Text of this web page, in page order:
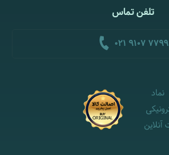
تلفن تماس
021 9107 7799